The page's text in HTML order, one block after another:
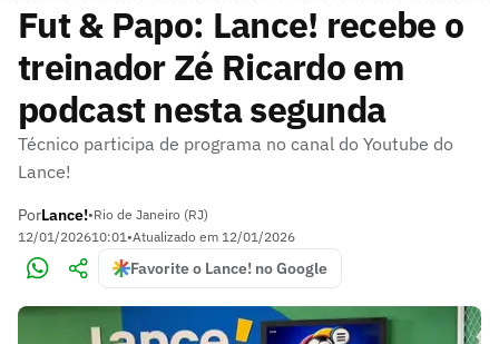
Fut & Papo: Lance! recebe o
treinador Zé Ricardo em
podcast nesta segunda
Técnico participa de programa no canal do Youtube do
Lance!
PorLance!•Rio de Janeiro (RJ)
12/01/202610:01•Atualizado em 12/01/2026
Favorite o Lance! no Google